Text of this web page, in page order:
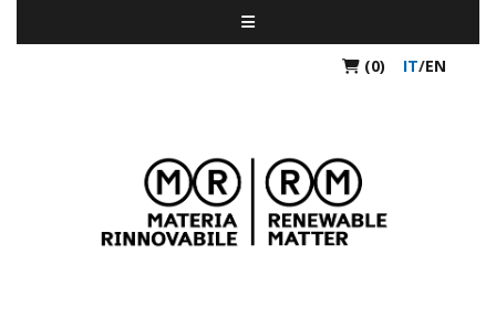
(0) IT/EN